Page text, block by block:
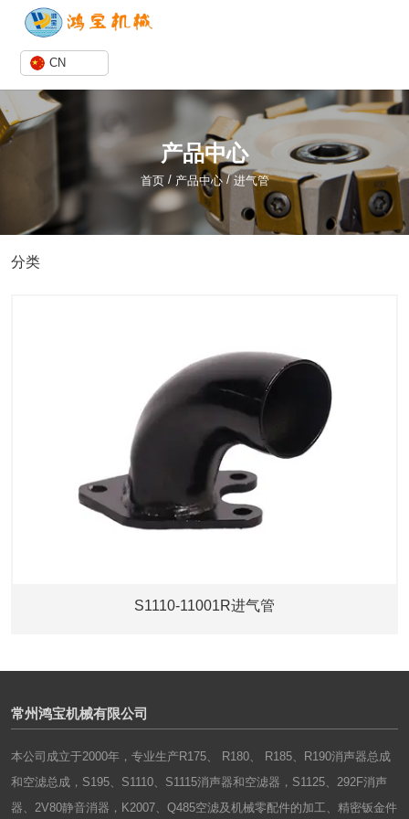
CN
产品中心
首页 / 产品中心 /进气管
分类
S1110-11001R进气管
常州鸿宝机械有限公司
本公司成立于2000年，专业生产R175、 R180、 R185、R190消声器总成
和空滤总成，S195、S1110、S1115消声器和空滤器，S1125、292F消声
器、2V80静音消器，K2007、Q485空滤及机械零配件的加工、精密钣金件